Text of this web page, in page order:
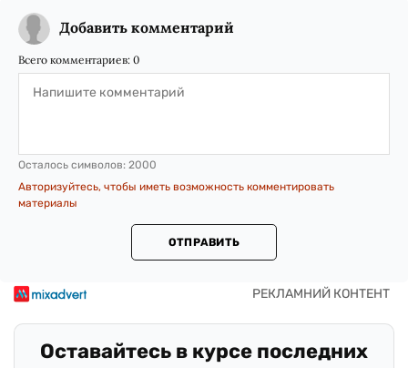
Добавить комментарий
Всего комментариев: 0
Осталось символов: 2000
Авторизуйтесь, чтобы иметь возможность комментировать
материалы
ОТПРАВИТЬ
Оставайтесь в курсе последних